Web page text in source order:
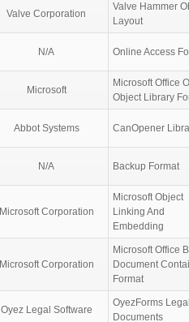
Valve Corporation
Valve Hammer
Layout
N/A Online Access
Microsoft
Microsoft Office
Object Library
Abbot Systems CanOpener
N/A Backup Format
Microsoft Corporation
Microsoft Object
Linking And
Embedding
Microsoft Corporation
Microsoft Office
Document
Format
Oyez Legal Software
OyezForms
Documents